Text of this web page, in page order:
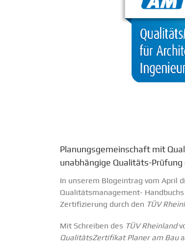
Planungsgemeinschaft mit
unabhängige Qualitäts-Prüfung
In unserem Blogeintrag vom April
Qualitätsmanagement-
Zertifizierung durch den TÜV
Mit Schreiben des TÜV Rheinland
QualitätsZertifikat Planer am Bau